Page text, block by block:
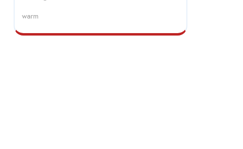
warm